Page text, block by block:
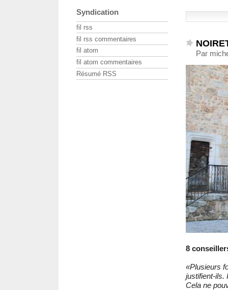
Par
8
«Plusieurs
justifient-ils.
Cela ne
Syndication
fil rss
fil rss commentaires
fil atom
fil atom commentaires
Résumé RSS